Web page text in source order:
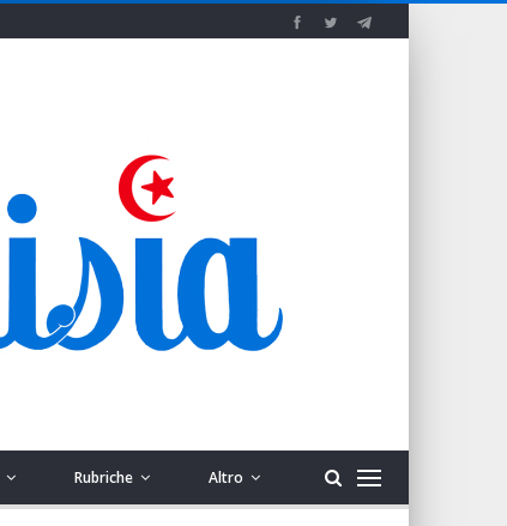
Rubriche Altro